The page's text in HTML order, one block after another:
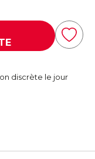
discrète le jour